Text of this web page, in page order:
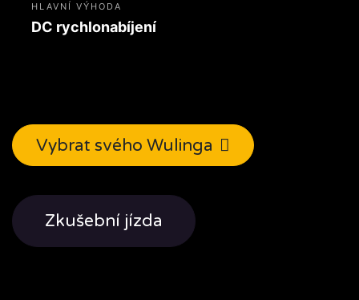
HLAVNÍ VÝHODA
DC rychlonabíjení
Vybrat svého Wulinga
Zkušební jízda